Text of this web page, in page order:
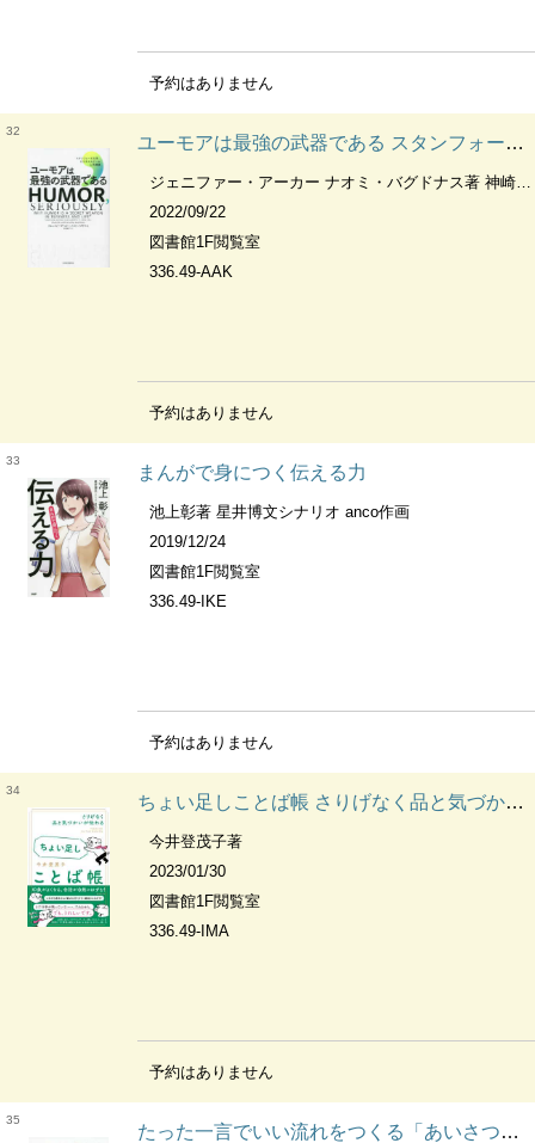
予約はありません
32
ユーモアは最強の武器である スタンフォード大学ビジネススクール人気講義
ジェニファー・アーカー ナオミ・バグドナス著 神崎朗子訳
2022/09/22
図書館1F閲覧室
336.49-AAK
予約はありません
33
まんがで身につく伝える力
池上彰著 星井博文シナリオ anco作画
2019/12/24
図書館1F閲覧室
336.49-IKE
予約はありません
34
ちょい足しことば帳 さりげなく品と気づかいが伝わる
今井登茂子著
2023/01/30
図書館1F閲覧室
336.49-IMA
予約はありません
35
たった一言でいい流れをつくる「あいさつ」の魔法